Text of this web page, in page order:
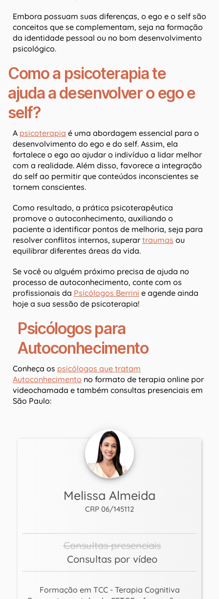
Embora possuam suas diferenças, o ego e o self são
conceitos que se complementam, seja na formação
da identidade pessoal ou no bom desenvolvimento
psicológico.
Como a psicoterapia te
ajuda a desenvolver o ego e
self?
A psicoterapia é uma abordagem essencial para o
desenvolvimento do ego e do self. Assim, ela
fortalece o ego ao ajudar o indivíduo a lidar melhor
com a realidade. Além disso, favorece a integração
do self ao permitir que conteúdos inconscientes se
tornem conscientes.
Como resultado, a prática psicoterapêutica
promove o autoconhecimento, auxiliando o
paciente a identificar pontos de melhoria, seja para
resolver conflitos internos, superar traumas ou
equilibrar diferentes áreas da vida.
Se você ou alguém próximo precisa de ajuda no
processo de autoconhecimento, conte com os
profissionais da Psicólogos Berrini e agende ainda
hoje a sua sessão de psicoterapia!
Psicólogos para
Autoconhecimento
Conheça os psicólogos que tratam
Autoconhecimento no formato de terapia online por
videochamada e também consultas presenciais em
São Paulo:
Melissa Almeida
CRP 06/145112
Consultas presenciais
Consultas por vídeo
Formação em TCC - Terapia Cognitiva